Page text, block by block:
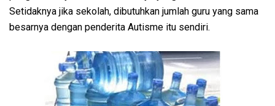
Setidaknya jika sekolah, dibutuhkan jumlah guru yang sama
besarnya dengan penderita Autisme itu sendiri.